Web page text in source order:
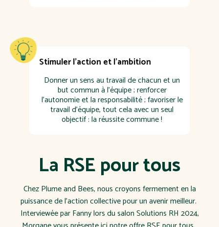
Stimuler l'action et l'ambition
Donner un sens au travail de chacun et un
but commun à l’équipe ; renforcer
l'autonomie et la responsabilité ;favoriser le
travail d’équipe, tout cela avec un seul
objectif : la réussite commune !
La RSE pour tous
Chez Plume and Bees, nous croyons fermement en la
puissance de l'action collective pour un avenir meilleur.
Interviewée par Fanny lors du salon Solutions RH 2024,